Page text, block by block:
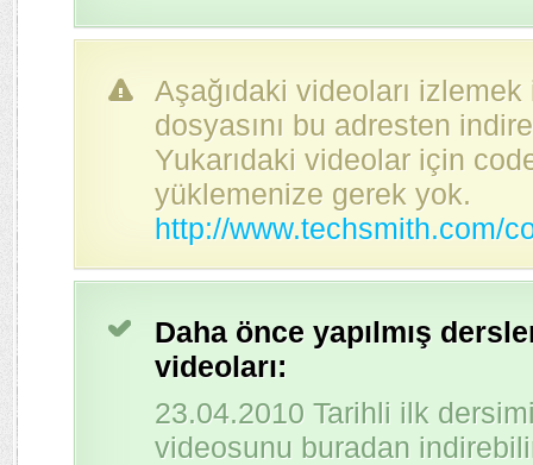
Aşağıdaki videoları
dosyasını bu adresten
Yukarıdaki videolar için
yüklemenize gerek yok.
http://www.techsmith.com/
Daha önce yapılmış
videoları:
23.04.2010 Tarihli ilk
videosunu buradan